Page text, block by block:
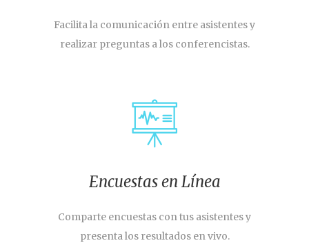
Facilita la comunicación entre asistentes y
realizar preguntas a los conferencistas.
Encuestas en Línea
Comparte encuestas con tus asistentes y
presenta los resultados en vivo.